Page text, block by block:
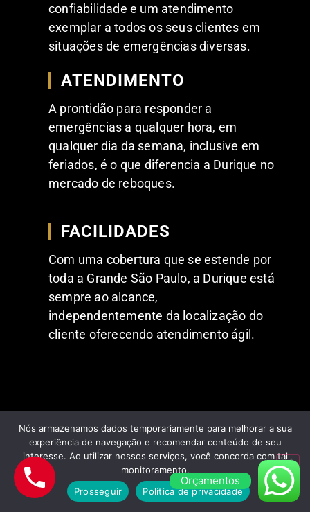
confiabilidade e um atendimento
exemplar a todos os seus clientes em
situações de emergências diversas.
ATENDIMENTO
A prontidão para responder a
emergências a qualquer hora, em
qualquer dia da semana, inclusive em
feriados, é o que diferencia a Durique no
mercado de reboques.
FACILIDADES
Com uma cobertura que se estende por
toda a Grande São Paulo, a Durique está
sempre ao alcance,
independentemente da localização do
cliente oferecendo atendimento ágil.
FEEDBACKS POSITIVOS DE NOSSOS
CLIENTESOrçamentos
Nós armazenamos dados temporariamente para melhorar a sua
experiência de navegação e recomendar conteúdo de seu
interesse. Ao utilizar nossos serviços, você concorda com tal
monitoramento.
Prosseguir
Política de privacidade